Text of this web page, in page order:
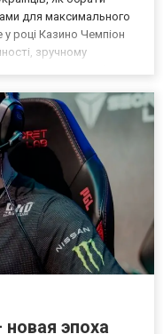
для максимального
році Казино Чемпіон
зручному
новая эпоха